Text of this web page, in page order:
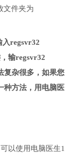
文件夹为
入regsvr32
输regsvr32
复杂很多，如果您
种方法，用电脑医
以使用电脑医生1